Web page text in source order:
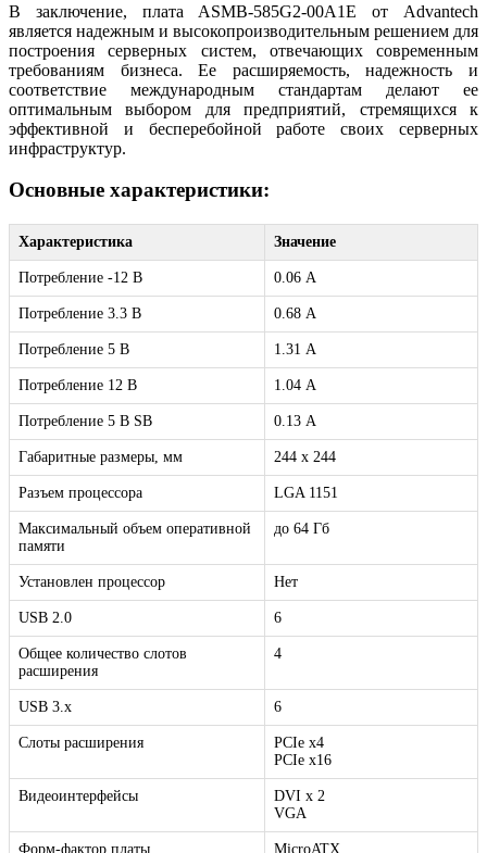
В заключение, плата ASMB-585G2-00A1E от Advantech
является надежным и высокопроизводительным решением для
построения серверных систем, отвечающих современным
требованиям бизнеса. Ее расширяемость, надежность и
соответствие международным стандартам делают ее
оптимальным выбором для предприятий, стремящихся к
эффективной и бесперебойной работе своих серверных
инфраструктур.
Основные характеристики:
Характеристика Значение
Потребление -12 B 0.06 А
Потребление 3.3 В 0.68 А
Потребление 5 В 1.31 А
Потребление 12 В 1.04 А
Потребление 5 В SB 0.13 А
Габаритные размеры, мм 244 x 244
Разъем процессора LGA 1151
Максимальный объем оперативной
памяти
до 64 Гб
Установлен процессор Нет
USB 2.0 6
Общее количество слотов
расширения
4
USB 3.x 6
Слоты расширения
PCIe x4
PCIe x16
Видеоинтерфейсы
DVI х 2
VGA
Форм-фактор платы MicroATX